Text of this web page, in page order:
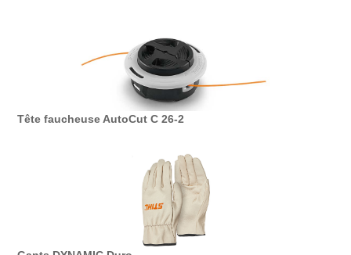
Tête faucheuse AutoCut C 26-2